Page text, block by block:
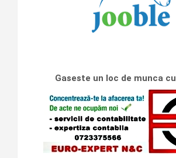
Gaseste un loc de munca cu